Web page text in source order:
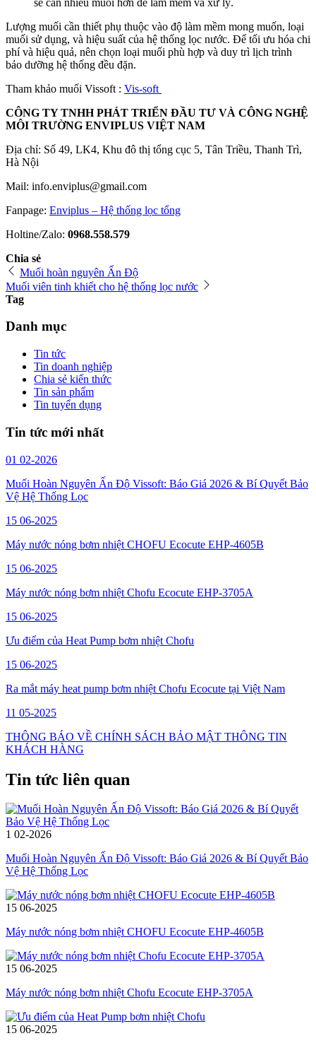
Lượng muối cần thiết phụ thuộc vào độ làm mềm mong muốn, loại
muối sử dụng, và hiệu suất của hệ thống lọc nước. Để tối ưu hóa chi
phí và hiệu quả, nên chọn loại muối phù hợp và duy trì lịch trình
bảo dưỡng hệ thống đều đặn.
Tham khảo muối Vissoft : Vis-soft
CÔNG TY TNHH PHÁT TRIỂN ĐẦU TƯ VÀ CÔNG NGHỆ
MÔI TRƯỜNG ENVIPLUS VIỆT NAM
Địa chỉ: Số 49, LK4, Khu đô thị tổng cục 5, Tân Triều, Thanh Trì,
Hà Nội
Mail: info.enviplus@gmail.com
Fanpage: Enviplus – Hệ thống lọc tổng
Holtine/Zalo: 0968.558.579
Chia sẻ
Muối hoàn nguyên Ấn Độ
Muối viên tinh khiết cho hệ thống lọc nước
Tag
Danh mục
Tin tức
Tin doanh nghiệp
Chia sẻ kiến thức
Tin sản phẩm
Tin tuyển dụng
Tin tức mới nhất
01 02-2026
Muối Hoàn Nguyên Ấn Độ Vissoft: Báo Giá 2026 & Bí Quyết Bảo
Vệ Hệ Thống Lọc
15 06-2025
Máy nước nóng bơm nhiệt CHOFU Ecocute EHP-4605B
15 06-2025
Máy nước nóng bơm nhiệt Chofu Ecocute EHP-3705A
15 06-2025
Ưu điểm của Heat Pump bơm nhiệt Chofu
15 06-2025
Ra mắt máy heat pump bơm nhiệt Chofu Ecocute tại Việt Nam
11 05-2025
THÔNG BÁO VỀ CHÍNH SÁCH BẢO MẬT THÔNG TIN
KHÁCH HÀNG
Tin tức liên quan
1 02-2026
Muối Hoàn Nguyên Ấn Độ Vissoft: Báo Giá 2026 & Bí Quyết Bảo
Vệ Hệ Thống Lọc
15 06-2025
Máy nước nóng bơm nhiệt CHOFU Ecocute EHP-4605B
15 06-2025
Máy nước nóng bơm nhiệt Chofu Ecocute EHP-3705A
15 06-2025